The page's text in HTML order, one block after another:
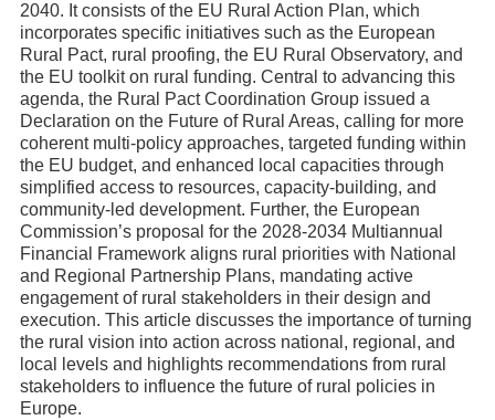
2040. It consists of the EU Rural Action Plan, which
incorporates specific initiatives such as the European
Rural Pact, rural proofing, the EU Rural Observatory, and
the EU toolkit on rural funding. Central to advancing this
agenda, the Rural Pact Coordination Group issued a
Declaration on the Future of Rural Areas, calling for more
coherent multi-policy approaches, targeted funding within
the EU budget, and enhanced local capacities through
simplified access to resources, capacity-building, and
community-led development. Further, the European
Commission’s proposal for the 2028-2034 Multiannual
Financial Framework aligns rural priorities with National
and Regional Partnership Plans, mandating active
engagement of rural stakeholders in their design and
execution. This article discusses the importance of turning
the rural vision into action across national, regional, and
local levels and highlights recommendations from rural
stakeholders to influence the future of rural policies in
Europe.